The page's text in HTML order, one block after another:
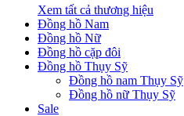
Xem tất cả thương hiệu
Đồng hồ Nam
Đồng hồ Nữ
Đồng hồ cặp đôi
Đồng hồ Thụy Sỹ
Đồng hồ nam Thụy Sỹ
Đồng hồ nữ Thụy Sỹ
Sale